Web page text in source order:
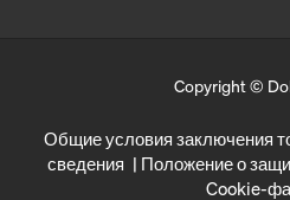
Copyright ©
Общие условия заключения
сведения
Положение о
Cookie-